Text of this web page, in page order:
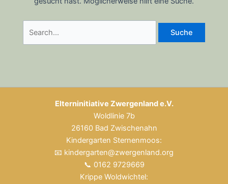
nach:
Elterninitiative Zwergenland e.V.
Woldlinie 7b
26160 Bad Zwischenahn
Kindergarten Sternenmoos:
📧 kindergarten@zwergenland.org
📞 0162 9729669
Krippe Woldwichtel: